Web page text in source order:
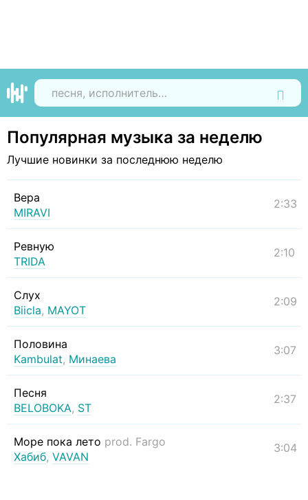
Популярная музыка за неделю
Лучшие новинки за последнюю неделю
Вера
MIRAVI
2:33
Ревную
TRIDA
2:10
Слух
Biicla, MAYOT
2:09
Половина
Kambulat, Минаева
3:07
Песня
BELOBOKA, ST
2:37
Море пока лето prod. Fargo
Хабиб, VAVAN
3:04